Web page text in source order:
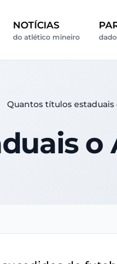
NOTÍCIAS
do atlético mineiro
Quantos títulos